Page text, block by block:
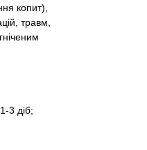
копит),
травм,
3 діб;